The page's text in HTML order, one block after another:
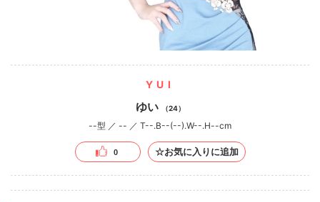
YUI
ゆい （24）
--型 ／ -- ／ T--.B--(--).W--.H--cm
0 ☆お気に入りに追加